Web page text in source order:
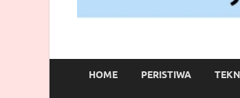
HOME PERISTIWA